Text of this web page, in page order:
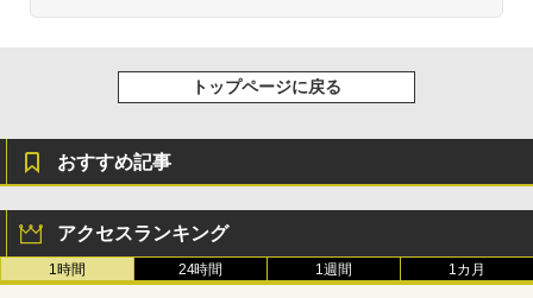
A5クリアファイル同梱版 グラフィック
スボード VD9397
TRIO OC グラフィックスカード VD8975
￥245,939
TEAMGROUP (旧称 Team) T-FORCE D
品・メーカー無期限保証】FF4D532G60
00HC38ADC01
￥76,880
トップページに戻る
おすすめ記事
アクセスランキング
1時間 24時間 1週間 1カ月